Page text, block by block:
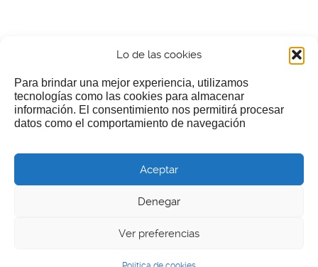
Lo de las cookies
Para brindar una mejor experiencia, utilizamos
tecnologías como las cookies para almacenar
información. El consentimiento nos permitirá procesar
datos como el comportamiento de navegación
Aceptar
Denegar
Ver preferencias
¿Nos invitas a un cafecillo?
Si te gusta nuestra web puedes echar limosna a estos